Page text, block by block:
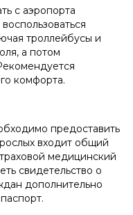
с аэропорта
троллейбусы и
а потом
комфорта.
предоставить
входит общий
медицинский
свидетельство о
дополнительно